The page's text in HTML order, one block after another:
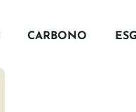
CARBONO ESG